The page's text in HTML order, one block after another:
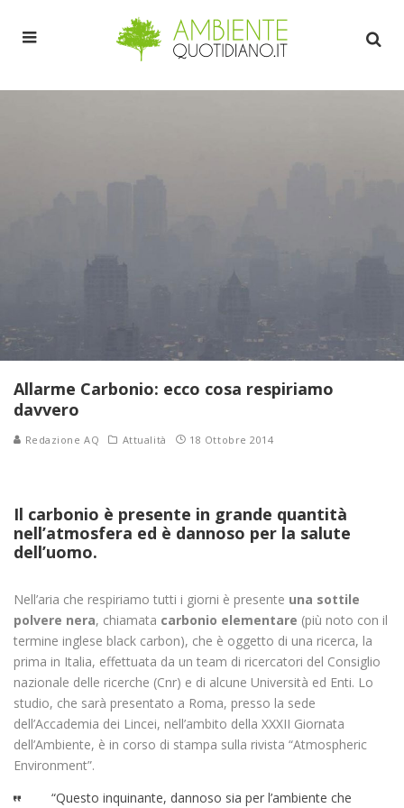
Allarme Carbonio: ecco cosa respiriamo
davvero
Redazione AQ Attualità 18 Ottobre 2014
Il carbonio è presente in grande quantità
nell’atmosfera ed è dannoso per la salute
dell’uomo.
Nell’aria che respiriamo tutti i giorni è presente una sottile
polvere nera, chiamata carbonio elementare (più noto con il
termine inglese black carbon), che è oggetto di una ricerca, la
prima in Italia, effettuata da un team di ricercatori del Consiglio
nazionale delle ricerche (Cnr) e di alcune Università ed Enti. Lo
studio, che sarà presentato a Roma, presso la sede
dell’Accademia dei Lincei, nell’ambito della XXXII Giornata
dell’Ambiente, è in corso di stampa sulla rivista “Atmospheric
Environment”.
“Questo inquinante, dannoso sia per l’ambiente che